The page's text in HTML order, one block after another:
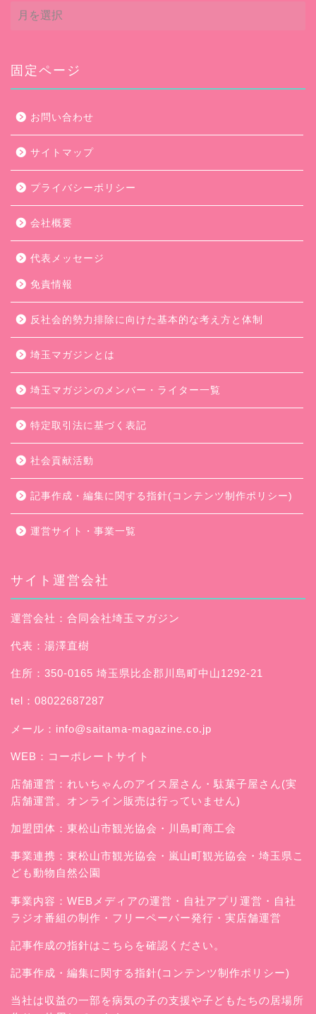
ア
ー
ブ
固定ページ
お問い合わせ
サイトマップ
プライバシーポリシー
会社概要
代表メッセージ
免責情報
反社会的勢力排除に向けた基本的な考え方と体制
埼玉マガジンとは
埼玉マガジンのメンバー・ライター一覧
特定取引法に基づく表記
社会貢献活動
記事作成・編集に関する指針(コンテンツ制作ポリシー)
運営サイト・事業一覧
サイト運営会社
運営会社：合同会社埼玉マガジン
代表：湯澤直樹
住所：350-0165 埼玉県比企郡川島町中山1292-21
tel：08022687287
メール： info@saitama-magazine.co.jp
WEB： コーポレートサイト
店舗運営： れいちゃんのアイス屋さん ・駄菓子屋さん(実
店舗運営。オンライン販売は行っていません)
加盟団体：東松山市観光協会・川島町商工会
事業連携：東松山市観光協会・嵐山町観光協会・埼玉県こ
ども動物自然公園
事業内容：WEBメディアの運営・自社アプリ運営・自社
ラジオ番組の制作・フリーペーパー発行・実店舗運営
記事作成の指針はこちらを確認ください。
記事作成・編集に関する指針(コンテンツ制作ポリシー)
当社は収益の一部を病気の子の支援や子どもたちの居場所